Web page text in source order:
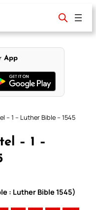
App
– 1 – Luther Bible – 1545
– 1 –
: Luther Bible 1545)